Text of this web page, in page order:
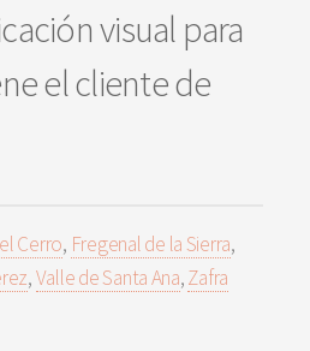
visual para
el cliente de
Cerro, Fregenal de la Sierra,
,Valle de Santa Ana,Zafra